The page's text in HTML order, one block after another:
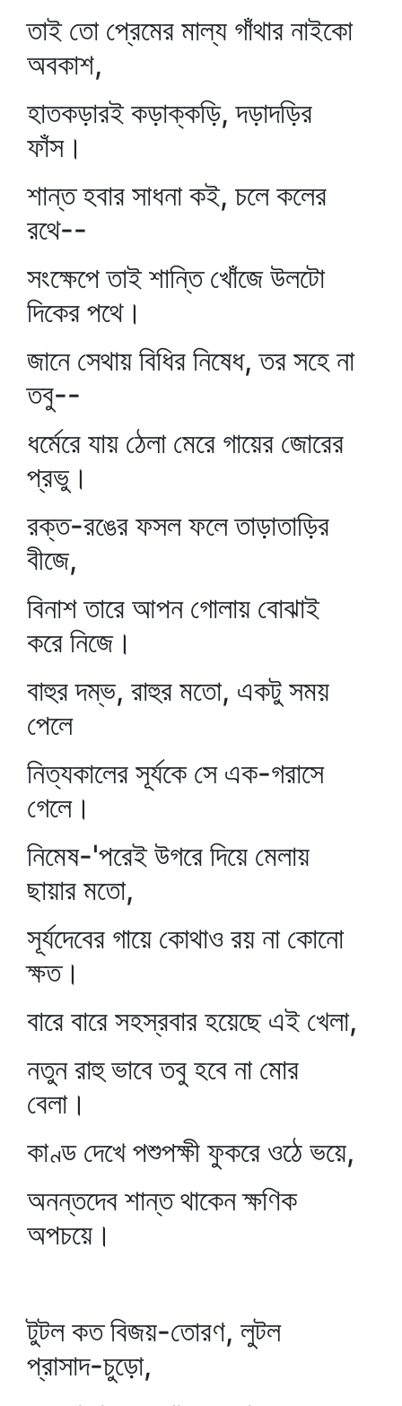
তাই তো প্রেমের মাল্য গাঁথার নাইকো
অবকাশ,
হাতকড়ারই কড়াক্কড়ি, দড়াদড়ির
ফাঁস।
শান্ত হবার সাধনা কই, চলে কলের
রথে--
সংক্ষেপে তাই শান্তি খোঁজে উলটো
দিকের পথে।
জানে সেথায় বিধির নিষেধ, তর সহে না
তবু--
ধর্মেরে যায় ঠেলা মেরে গায়ের জোরের
প্রভু।
রক্ত-রঙের ফসল ফলে তাড়াতাড়ির
বীজে,
বিনাশ তারে আপন গোলায় বোঝাই
করে নিজে।
বাহুর দম্ভ, রাহুর মতো, একটু সময়
পেলে
নিত্যকালের সূর্যকে সে এক-গরাসে
গেলে।
নিমেষ-'পরেই উগরে দিয়ে মেলায়
ছায়ার মতো,
সূর্যদেবের গায়ে কোথাও রয় না কোনো
ক্ষত।
বারে বারে সহস্রবার হয়েছে এই খেলা,
নতুন রাহু ভাবে তবু হবে না মোর
বেলা।
কাণ্ড দেখে পশুপক্ষী ফুকরে ওঠে ভয়ে,
অনন্তদেব শান্ত থাকেন ক্ষণিক
অপচয়ে।
টুটল কত বিজয়-তোরণ, লুটল
প্রাসাদ-চুড়ো,